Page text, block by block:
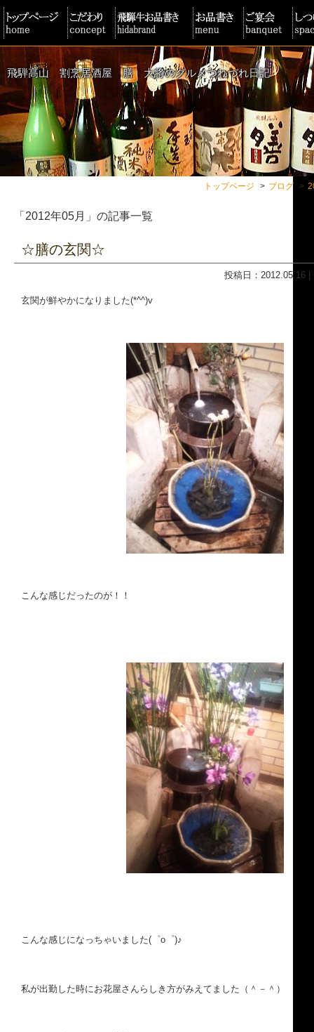
飛騨高山 割烹居酒屋 膳 大将のグルメつれづれ日記
トップページ ブログ
「2012年05月」の記事一覧
☆膳の玄関☆
投稿日：2012.05.16 |
玄関が鮮やかになりました(*^^)v
こんな感じだったのが！！
こんな感じになっちゃいました(゜o゜)♪
私が出勤した時にお花屋さんらしき方がみえてました（＾－＾）